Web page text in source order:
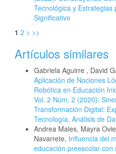
Tecnológica y
Significativo
1 2 > >>
Artículos similares
Gabriela Aguirre , David
Aplicación de Nociones
Robótica en Educación
Vol. 2 Núm. 2 (2020):
Transformación Digital:
Tecnología, Análisis de
Andrea Males, Mayra
Navarrete, Influencia del
educación preescolar con